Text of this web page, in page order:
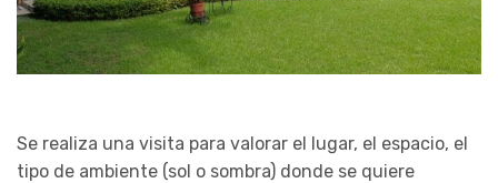
Se realiza una visita para valorar el lugar, el espacio, el
tipo de ambiente (sol o sombra) donde se quiere